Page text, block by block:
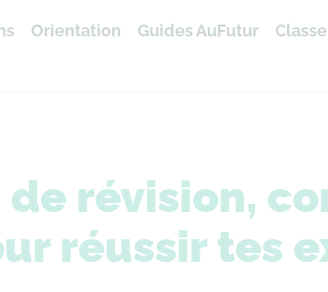
Orientation Guides AuFutur
révision,
réussir tes